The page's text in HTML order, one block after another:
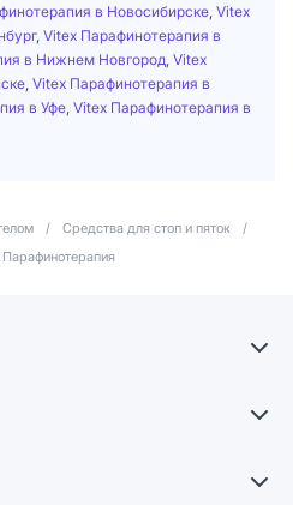
в Новосибирске Vitex
, Vitex Парафинотерапия в
в Нижнем Новгород Vitex
Vitex Парафинотерапия в
в Уфе Vitex Парафинотерапия в
/ Средства для стоп и пяток
/